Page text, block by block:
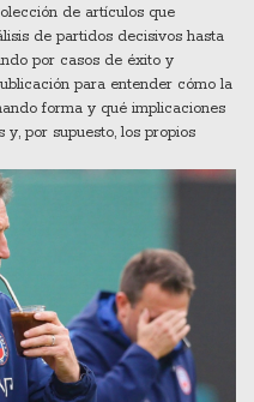
de artículos que
de partidos decisivos hasta
por casos de éxito y
para entender cómo la
forma y qué implicaciones
y, por supuesto, los propios